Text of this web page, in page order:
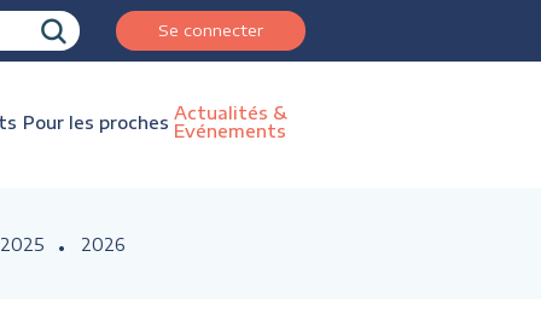
Se connecter
Pour les proches Actualités &
Evénements
2025 2026